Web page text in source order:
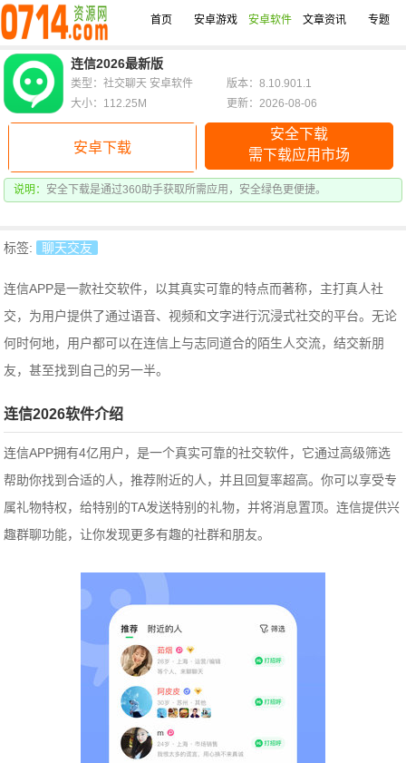
首页 安卓游戏 安卓软件 文章资讯 专题
连信2026最新版
安卓下载
安全下载
需下载应用市场
说明： 安全下载是通过360助手获取所需应用，安全绿色更便捷。
类型：社交聊天 安卓软件
版本：8.10.901.1
大小：112.25M
更新：2026-08-06
标签: 聊天交友
连信APP是一款社交软件，以其真实可靠的特点而著称，主打真人社
交，为用户提供了通过语音、视频和文字进行沉浸式社交的平台。无论
何时何地，用户都可以在连信上与志同道合的陌生人交流，结交新朋
友，甚至找到自己的另一半。
连信2026软件介绍
连信APP拥有4亿用户，是一个真实可靠的社交软件，它通过高级筛选
帮助你找到合适的人，推荐附近的人，并且回复率超高。你可以享受专
属礼物特权，给特别的TA发送特别的礼物，并将消息置顶。连信提供兴
趣群聊功能，让你发现更多有趣的社群和朋友。